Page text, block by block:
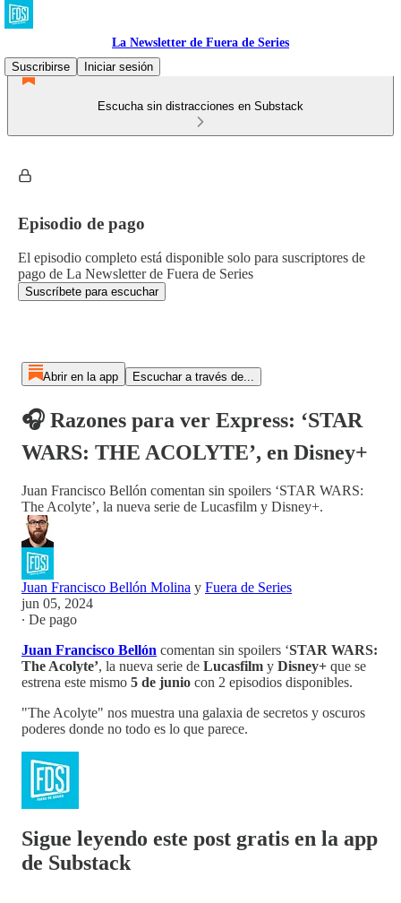
La Newsletter de Fuera de Series
Suscribirse
Iniciar sesión
Escucha sin distracciones en Substack
Episodio de pago
El episodio completo está disponible solo para suscriptores de
pago de La Newsletter de Fuera de Series
Suscríbete para escuchar
Abrir en la app Escuchar a través de...
🎧 Razones para ver Express: ‘STAR
WARS: THE ACOLYTE’, en Disney+
Juan Francisco Bellón comentan sin spoilers ‘STAR WARS:
The Acolyte’, la nueva serie de Lucasfilm y Disney+.
Juan Francisco Bellón Molina y Fuera de Series
jun 05, 2024
∙ De pago
Juan Francisco Bellón comentan sin spoilers ‘STAR WARS:
The Acolyte’, la nueva serie de Lucasfilm y Disney+ que se
estrena este mismo 5 de junio con 2 episodios disponibles.
"The Acolyte" nos muestra una galaxia de secretos y oscuros
poderes donde no todo es lo que parece.
Sigue leyendo este post gratis en la app
de Substack